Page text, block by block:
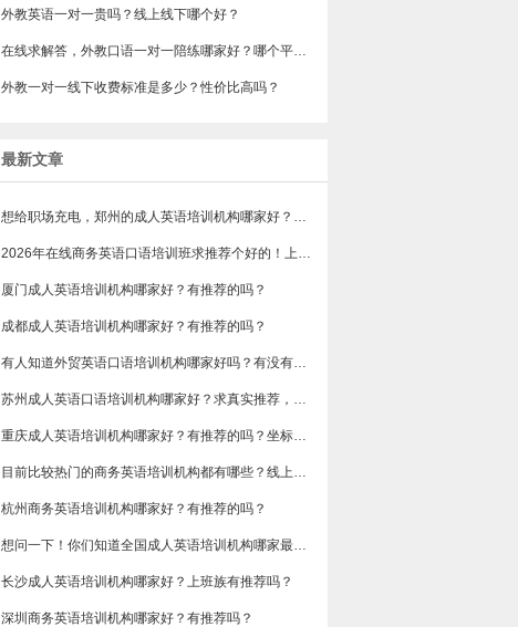
外教英语一对一贵吗？线上线下哪个好？
在线求解答，外教口语一对一陪练哪家好？哪个平台的外教比较靠谱？
外教一对一线下收费标准是多少？性价比高吗？
最新文章
想给职场充电，郑州的成人英语培训机构哪家好？求真实体验，广告勿扰，感谢！
2026年在线商务英语口语培训班求推荐个好的！上班族急需，哪家好？
厦门成人英语培训机构哪家好？有推荐的吗？
成都成人英语培训机构哪家好？有推荐的吗？
有人知道外贸英语口语培训机构哪家好吗？有没有排行榜参考一下？最好说下费用
苏州成人英语口语培训机构哪家好？求真实推荐，广告勿扰，谢谢！
重庆成人英语培训机构哪家好？有推荐的吗？坐标重庆，目前在解放碑一家外贸公司做跟单
目前比较热门的商务英语培训机构都有哪些？线上好吗？还是线下呢？
杭州商务英语培训机构哪家好？有推荐的吗？
想问一下！你们知道全国成人英语培训机构哪家最好吗？收费多少呢？
长沙成人英语培训机构哪家好？上班族有推荐吗？
深圳商务英语培训机构哪家好？有推荐吗？